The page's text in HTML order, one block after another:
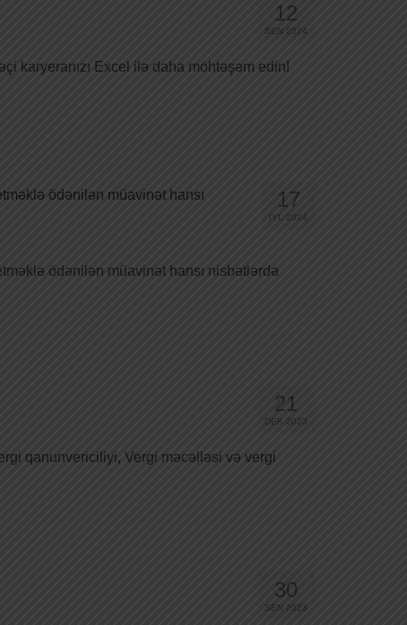
12
SEN 2024
karyeranızı Excel ilə daha möhtəşəm edin!
17
İYL 2024
ödənilən müavinət hansı
ödənilən müavinət hansı nisbətlərdə
21
DEK 2023
qanunvericiliyi, Vergi məcəlləsi və vergi
30
SEN 2023